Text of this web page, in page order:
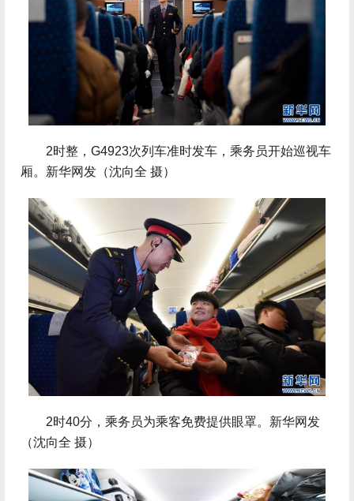
2时整，G4923次列车准时发车，乘务员开始巡视车
厢。新华网发（沈向全 摄）
2时40分，乘务员为乘客免费提供眼罩。新华网发
（沈向全 摄）